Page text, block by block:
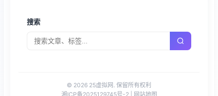
搜索
© 2026 25虚拟网. 保留所有权利
湘ICP备2025129745号-2
网站地图